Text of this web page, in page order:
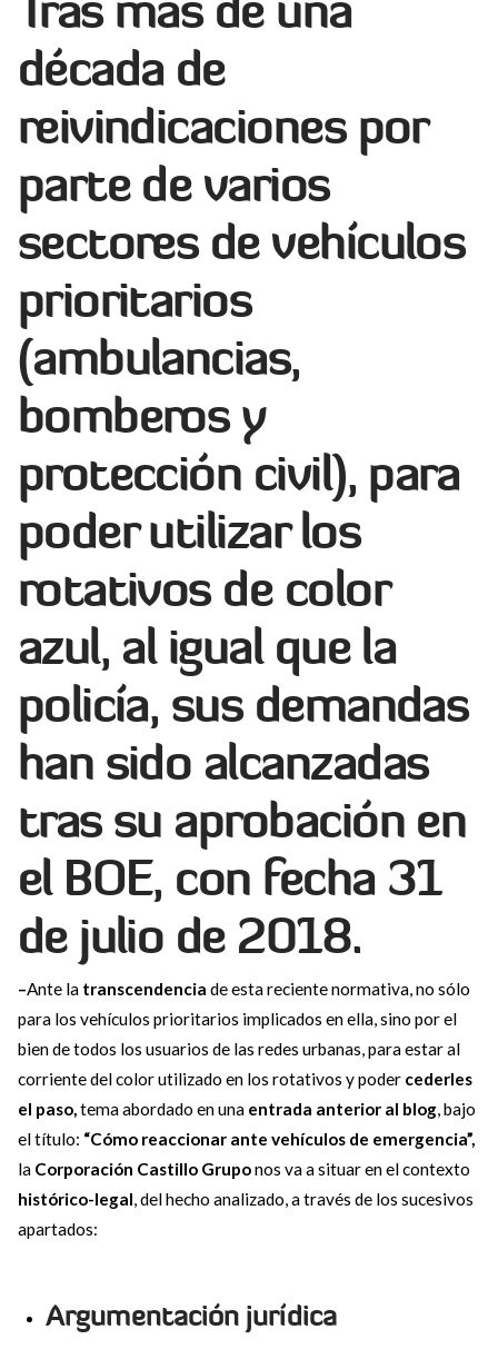
década de
reivindicaciones por
parte de varios
sectores devehículos
prioritarios
(ambulancias,
bomberos y
protección civil), para
poder utilizar los
rotativos de color
azul, al igual que la
policía, sus demandas
han sido alcanzadas
tras su aprobación en
el BOE, con fecha 31
de julio de 2018.
–Ante la transcendencia de esta reciente normativa, no sólo
para los vehículos prioritarios implicados en ella, sino por el
bien de todos los usuarios de las redes urbanas, para estar al
corriente del color utilizado en los rotativos y poder cederles
el paso,tema abordado en una entrada anterior al blog, bajo
el título: “Cómo reaccionar ante vehículos de emergencia”,
la Corporación Castillo Gruponos va a situar en el contexto
histórico-legal, del hecho analizado, a través de los sucesivos
apartados:
Argumentación jurídica